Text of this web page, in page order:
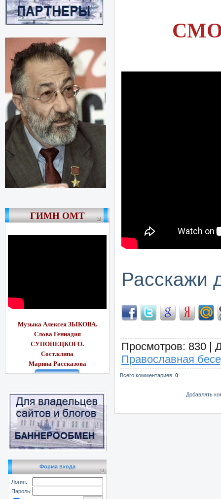
ГИМН ОМТ
Музыка Алексея ЗЫКОВА.
Слова Геннадия
СУПОНЕЦКОГО.
Сост.клипа
Марина Рассказова
Форма входа
Логин:
Пароль:
Расскажи
Просмотров: 830 |
Православная
Всего комментариев: 0
Добавлять